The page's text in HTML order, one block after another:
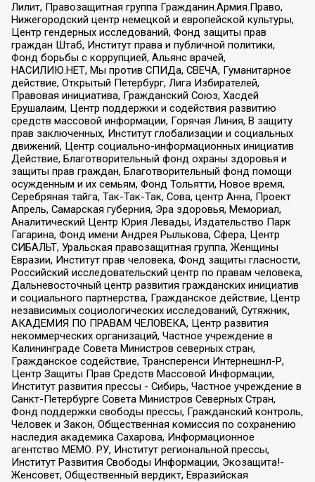
Лилит, Правозащитная группа Гражданин.Армия.Право,
Нижегородский центр немецкой и европейской культуры,
Центр гендерных исследований, Фонд защиты прав
граждан Штаб, Институт права и публичной политики,
Фонд борьбы с коррупцией, Альянс врачей,
НАСИЛИЮ.НЕТ, Мы против СПИДа, СВЕЧА, Гуманитарное
действие, Открытый Петербург, Лига Избирателей,
Правовая инициатива, Гражданский Союз, Хасдей
Ерушалаим, Центр поддержки и содействия развитию
средств массовой информации, Горячая Линия, В защиту
прав заключенных, Институт глобализации и социальных
движений, Центр социально-информационных инициатив
Действие, Благотворительный фонд охраны здоровья и
защиты прав граждан, Благотворительный фонд помощи
осужденным и их семьям, Фонд Тольятти, Новое время,
Серебряная тайга, Так-Так-Так, Сова, центр Анна, Проект
Апрель, Самарская губерния, Эра здоровья, Мемориал,
Аналитический Центр Юрия Левады, Издательство Парк
Гагарина, Фонд имени Андрея Рылькова, Сфера, Центр
СИБАЛЬТ, Уральская правозащитная группа, Женщины
Евразии, Институт прав человека, Фонд защиты гласности,
Российский исследовательский центр по правам человека,
Дальневосточный центр развития гражданских инициатив
и социального партнерства, Гражданское действие, Центр
независимых социологических исследований, Сутяжник,
АКАДЕМИЯ ПО ПРАВАМ ЧЕЛОВЕКА, Центр развития
некоммерческих организаций, Частное учреждение в
Калининграде Совета Министров северных стран,
Гражданское содействие, Трансперенси Интернешнл-Р,
Центр Защиты Прав Средств Массовой Информации,
Институт развития прессы - Сибирь, Частное учреждение в
Санкт-Петербурге Совета Министров Северных Стран,
Фонд поддержки свободы прессы, Гражданский контроль,
Человек и Закон, Общественная комиссия по сохранению
наследия академика Сахарова, Информационное
агентство МЕМО. РУ, Институт региональной прессы,
Институт Развития Свободы Информации, Экозащита!-
Женсовет, Общественный вердикт, Евразийская